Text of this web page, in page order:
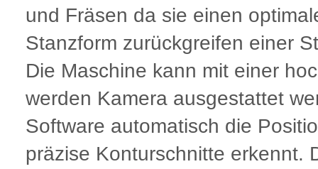
und Fräsen da sie einen
Stanzform zurückgreifen einer
Die Maschine kann mit einer
werden Kamera ausgestattet
Software automatisch die
präzise Konturschnitte erkennt.